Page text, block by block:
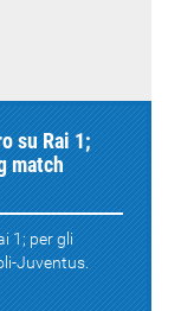
su Rai 1;
match
1; per gli
Juventus.